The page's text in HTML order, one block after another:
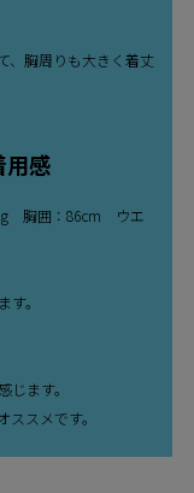
、胸周りも大きく着丈
用感
胸囲：86cm ウエ
。
ます。
スメです。